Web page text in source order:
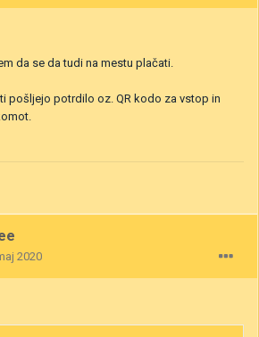
da se da tudi na mestu plačati.
pošljejo potrdilo oz. QR kodo za vstop in
2020